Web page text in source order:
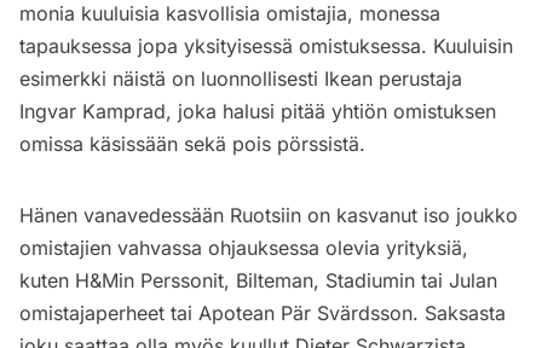
monia kuuluisia kasvollisia omistajia, monessa
tapauksessa jopa yksityisessä omistuksessa. Kuuluisin
esimerkki näistä on luonnollisesti Ikean perustaja
Ingvar Kamprad, joka halusi pitää yhtiön omistuksen
omissa käsissään sekä pois pörssistä.
Hänen vanavedessään Ruotsiin on kasvanut iso joukko
omistajien vahvassa ohjauksessa olevia yrityksiä,
kuten H&Min Perssonit, Bilteman, Stadiumin tai Julan
omistajaperheet tai Apotean Pär Svärdsson. Saksasta